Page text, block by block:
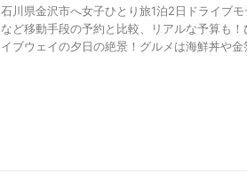
石川県金沢市へ女子ひとり旅1泊2日ドライブ
など移動手段の予約と比較、リアルな予算も
イブウェイの夕日の絶景！グルメは海鮮丼や